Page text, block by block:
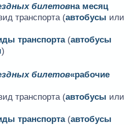
билетовна месяц
транспорта (автобусы или
транспорта(автобусы
)
билетов«рабочие
транспорта (автобусы или
транспорта(автобусы